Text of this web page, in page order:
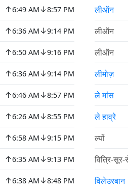
↑6:49 AM↓8:57 PM
↑6:36 AM↓9:14 PM
↑6:50 AM↓9:16 PM
↑6:36 AM↓9:14 PM
↑6:46 AM↓8:57 PM
↑6:26 AM↓8:55 PM
↑6:58 AM↓9:15 PM
↑6:35 AM↓9:13 PM
↑6:38 AM↓8:48 PM
लीऑन
लीऑन
लीऑन
लीमोज़
ले मांस
ले हाव्रे
ल्यों
वित्रि-
विलेउरबान